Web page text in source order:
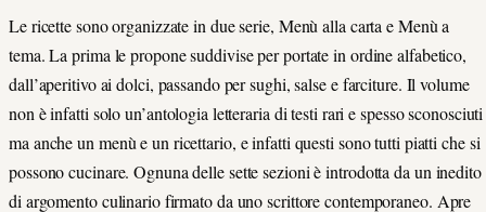
Le ricette sono organizzate in due serie, Menù alla carta e Menù a
tema. La prima le propone suddivise per portate in ordine alfabetico,
dall’aperitivo ai dolci, passando per sughi, salse e farciture. Il volume
non è infatti solo un’antologia letteraria di testi rari e spesso sconosciuti
ma anche un menù e un ricettario, e infatti questi sono tutti piatti che si
possono cucinare. Ognuna delle sette sezioni è introdotta da un inedito
di argomento culinario firmato da uno scrittore contemporaneo. Apre